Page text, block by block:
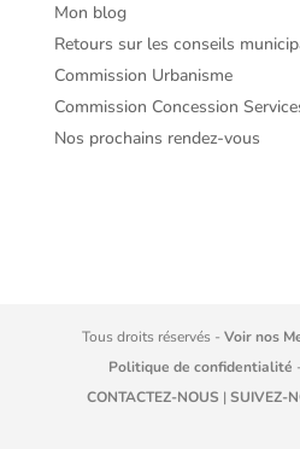
Mon blog
Retours sur les conseils
Commission Urbanisme
Commission Concession
Nos prochains rendez-vous
Tous droits réservés -Voir nos
Politique de confidentialité
CONTACTEZ-NOUS |SUIVEZ-